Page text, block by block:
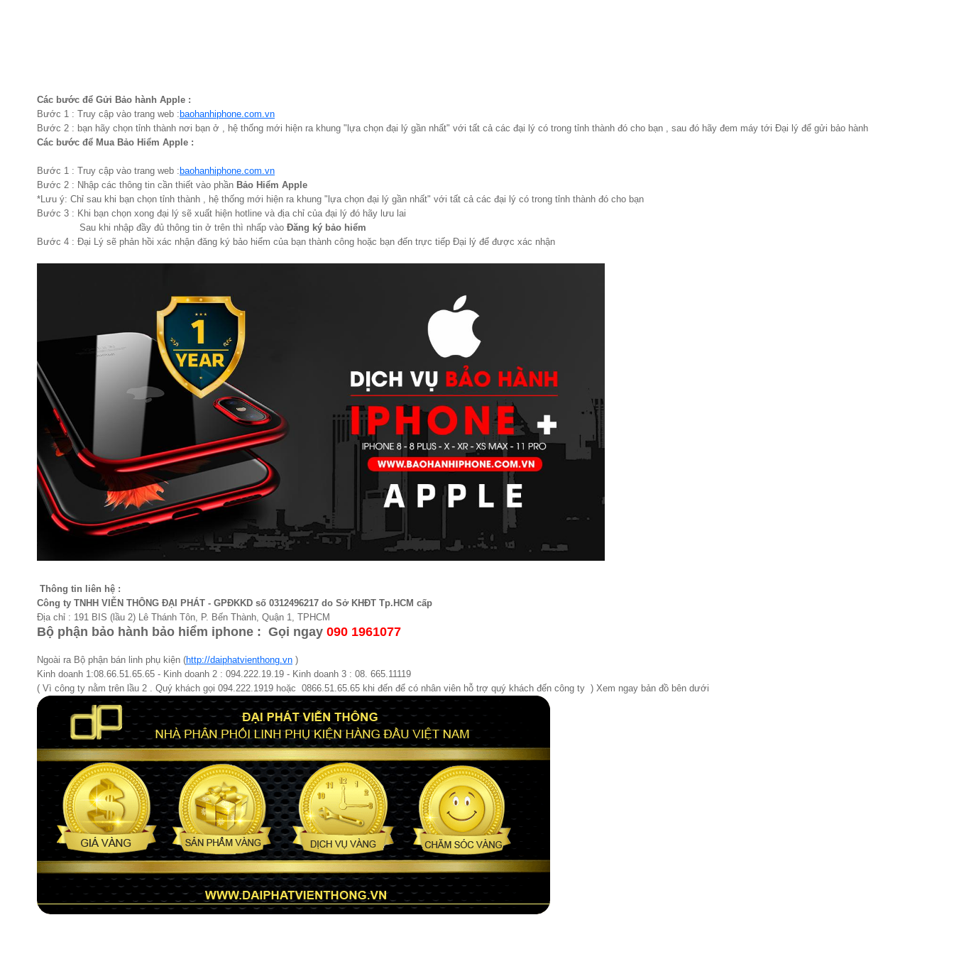
Các bước để Gửi Bảo hành Apple :
Bước 1 : Truy cập vào trang web : baohanhiphone.com.vn
Bước 2 : bạn hãy chọn tỉnh thành nơi bạn ở , hệ thống mới hiện ra khung "lựa chọn đại lý gần nhất" với tất cả các đại lý có trong tỉnh thành đó cho bạn , sau đó hãy đem máy tới Đại lý để gửi bảo hành
Các bước để Mua Bảo Hiểm Apple :
Bước 1 : Truy cập vào trang web : baohanhiphone.com.vn
Bước 2 : Nhập các thông tin cần thiết vào phần Bảo Hiểm Apple
*Lưu ý: Chỉ sau khi bạn chọn tỉnh thành , hệ thống mới hiện ra khung "lựa chọn đại lý gần nhất" với tất cả các đại lý có trong tỉnh thành đó cho bạn
Bước 3 : Khi bạn chọn xong đại lý sẽ xuất hiện hotline và địa chỉ của đại lý đó hãy lưu lai
Sau khi nhập đầy đủ thông tin ở trên thì nhấp vào Đăng ký bảo hiểm
Bước 4 : Đại Lý sẽ phản hồi xác nhận đăng ký bảo hiểm của bạn thành công hoặc bạn đến trực tiếp Đại lý để được xác nhận
Thông tin liên hệ :
Công ty TNHH VIỄN THÔNG ĐẠI PHÁT - GPĐKKD số 0312496217 do Sở KHĐT Tp.HCM cấp
Địa chỉ : 191 BIS (lầu 2) Lê Thánh Tôn, P. Bến Thành, Quận 1, TPHCM
Bộ phận bảo hành bảo hiểm iphone : Gọi ngay 090 1961077​
Ngoài ra Bộ phận bán linh phụ kiện (http://daiphatvienthong.vn )
Kinh doanh 1:08.66.51.65.65 - Kinh doanh 2 : 094.222.19.19 - Kinh doanh 3 : 08. 665.11119
( Vì công ty nằm trên lầu 2 . Quý khách gọi 094.222.1919 hoặc 0866.51.65.65 khi đến để có nhân viên hỗ trợ quý khách đến công ty ) Xem ngay bản đồ bên dưới